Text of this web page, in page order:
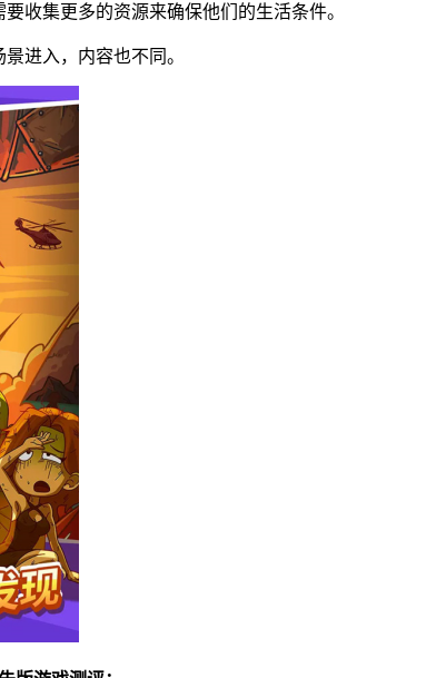
收集更多的资源来确保他们的生活条件。
进入，内容也不同。